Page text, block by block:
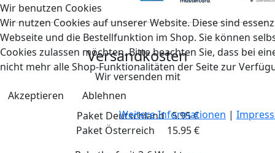
Versandkosten
Wir versenden mit
Paket Deutschland 5.95 €
Paket Österreich 15.95 €
Wir benutzen Cookies
Wir nutzen Cookies auf unserer Website. Diese sind
Webseite und die Bestellfunktion im Shop. Sie können
Cookies zulassen möchten. Bitte beachten Sie, dass bei
nicht mehr alle Shop-Funktionalitäten der Seite zur
Akzeptieren
Ablehnen
Weitere Informationen |